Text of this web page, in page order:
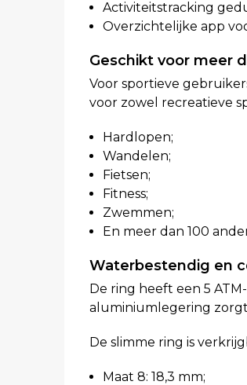
Activiteitstracking
Overzichtelijke app
Geschikt voor meer
Voor sportieve
voor zowel recreatieve
Hardlopen;
Wandelen;
Fietsen;
Fitness;
Zwemmen;
En meer dan 100
Waterbestendig en
De ring heeft een 5
aluminiumlegering
De slimme ring is
Maat 8: 18,3 mm;